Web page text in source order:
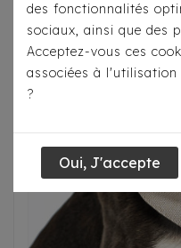
des fonctionnalités
sociaux, ainsi que des
Acceptez-vous ces
associées à l'utilisation
?